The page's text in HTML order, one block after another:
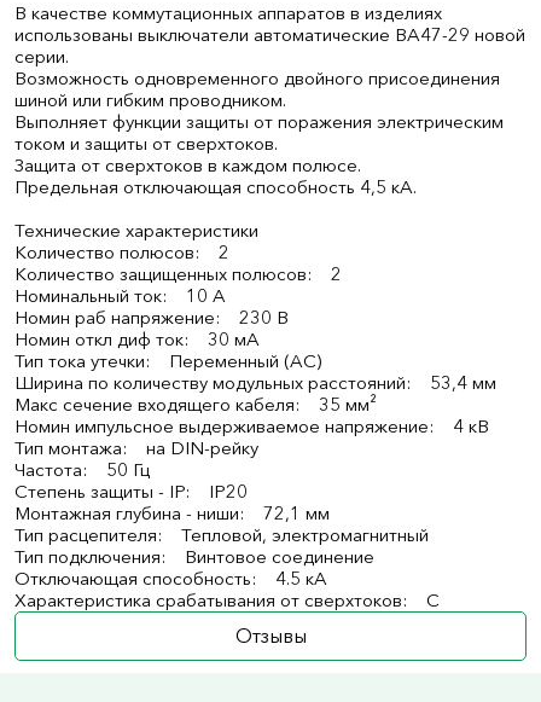
В качестве коммутационных аппаратов в изделиях
использованы выключатели автоматические ВА47-29 новой
серии.
Возможность одновременного двойного присоединения
шиной или гибким проводником.
Выполняет функции защиты от поражения электрическим
током и защиты от сверхтоков.
Защита от сверхтоков в каждом полюсе.
Предельная отключающая способность 4,5 кА.
Технические характеристики
Количество полюсов: 2
Количество защищенных полюсов: 2
Номинальный ток: 10 А
Номин раб напряжение: 230 В
Номин откл диф ток: 30 мА
Тип тока утечки: Переменный (AC)
Ширина по количеству модульных расстояний: 53,4 мм
Макс сечение входящего кабеля: 35 мм²
Номин импульсное выдерживаемое напряжение: 4 кВ
Тип монтажа: на DIN-рейку
Частота: 50 Гц
Степень защиты - IP: IP20
Монтажная глубина - ниши: 72,1 мм
Тип расцепителя: Тепловой, электромагнитный
Тип подключения: Винтовое соединение
Отключающая способность: 4.5 кА
Характеристика срабатывания от сверхтоков: C
Отзывы